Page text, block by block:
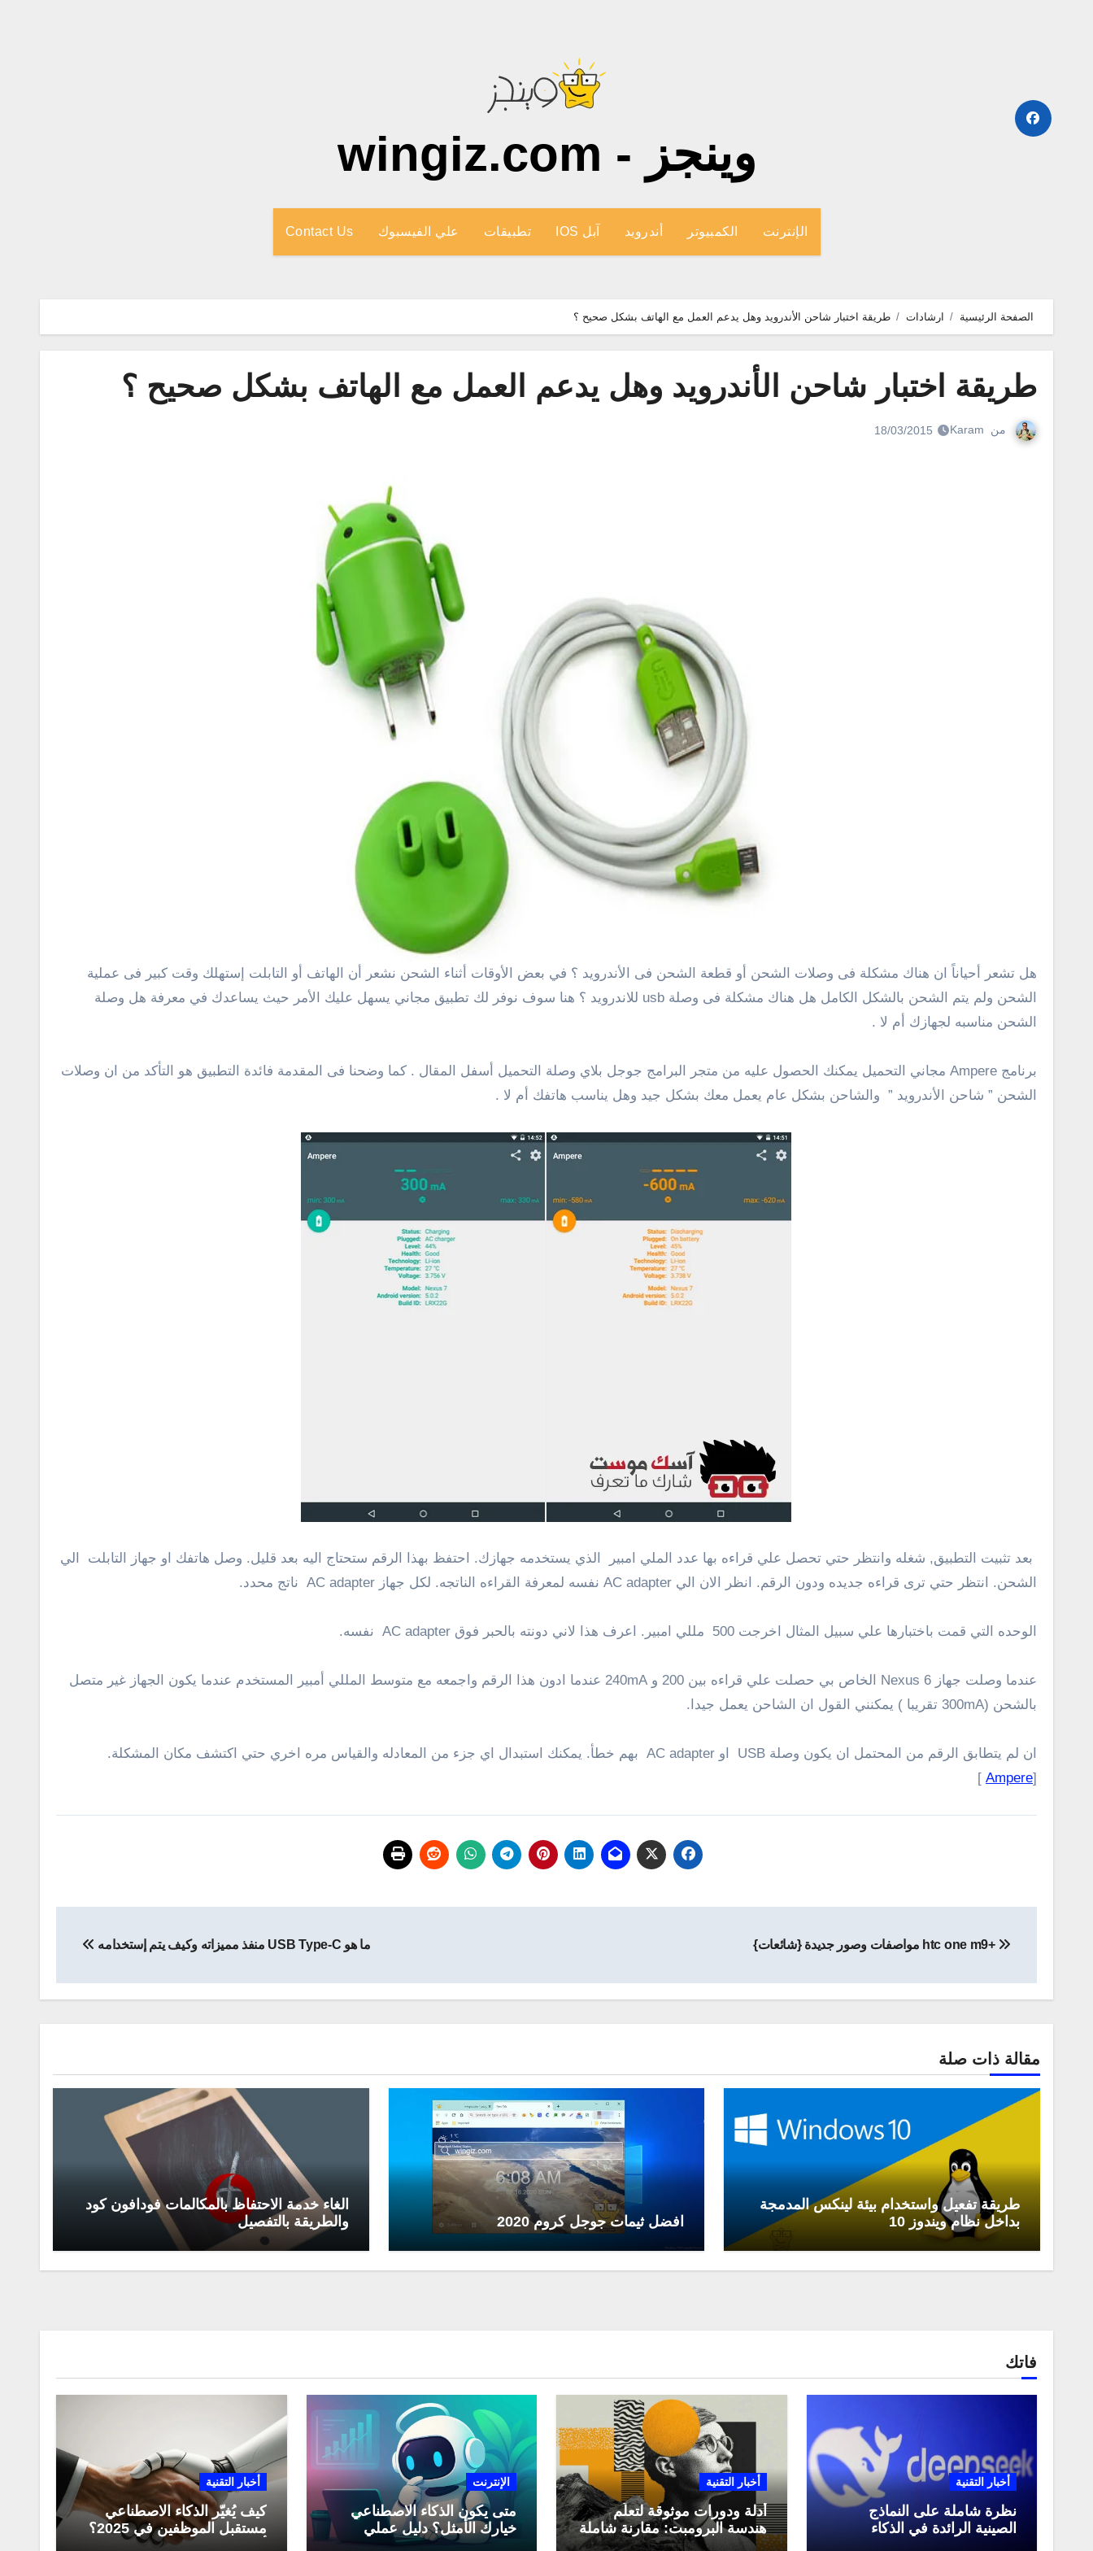
وينجز - wingiz.com
الإنترنت الكمبيوتر أندرويد آبل IOS تطبيقات علي الفيسبوك Contact Us
الصفحة الرئيسية ارشادات طريقة اختبار شاحن الأندرويد وهل يدعم العمل مع الهاتف بشكل صحيح ؟
طريقة اختبار شاحن الأندرويد وهل يدعم العمل مع الهاتف بشكل صحيح ؟
من Karam
18/03/2015
هل تشعر أحياناً ان هناك مشكلة فى وصلات الشحن أو قطعة الشحن فى الأندرويد ؟ في بعض الأوقات أثناء الشحن نشعر أن الهاتف أو التابلت إستهلك وقت كبير فى عملية
الشحن ولم يتم الشحن بالشكل الكامل هل هناك مشكلة فى وصلة usb للاندرويد ؟ هنا سوف نوفر لك تطبيق مجاني يسهل عليك الأمر حيث يساعدك في معرفة هل وصلة
الشحن مناسبه لجهازك أم لا .
برنامج Ampere مجاني التحميل يمكنك الحصول عليه من متجر البرامج جوجل بلاي وصلة التحميل أسفل المقال . كما وضحنا فى المقدمة فائدة التطبيق هو التأكد من ان وصلات
الشحن ” شاحن الأندرويد ” والشاحن بشكل عام يعمل معك بشكل جيد وهل يناسب هاتفك أم لا .
بعد تثبيت التطبيق, شغله وانتظر حتي تحصل علي قراءه بها عدد الملي امبير الذي يستخدمه جهازك. احتفظ بهذا الرقم ستحتاج اليه بعد قليل. وصل هاتفك او جهاز التابلت الي
الشحن. انتظر حتي ترى قراءه جديده ودون الرقم. انظر الان الي AC adapter نفسه لمعرفة القراءه الناتجه. لكل جهاز AC adapter ناتج محدد.
الوحده التي قمت باختبارها علي سبيل المثال اخرجت 500 مللي امبير. اعرف هذا لاني دونته بالحبر فوق AC adapter نفسه.
عندما وصلت جهاز Nexus 6 الخاص بي حصلت علي قراءه بين 200 و 240mA عندما ادون هذا الرقم واجمعه مع متوسط المللي أمبير المستخدم عندما يكون الجهاز غير متصل
بالشحن (300mA تقريبا ) يمكنني القول ان الشاحن يعمل جيدا.
ان لم يتطابق الرقم من المحتمل ان يكون وصلة USB او AC adapter بهم خطأ. يمكنك استبدال اي جزء من المعادله والقياس مره اخري حتي اكتشف مكان المشكلة.
[
Ampere
]
المقالات
+htc one m9 مواصفات وصور جديدة {شائعات} ما هو USB Type-C منفذ مميزاته وكيف يتم إستخدامه
مقالة ذات صلة
طريقة تفعيل واستخدام بيئة لينكس المدمجة
بداخل نظام ويندوز 10
افضل ثيمات جوجل كروم 2020
الغاء خدمة الاحتفاظ بالمكالمات فودافون كود
والطريقة بالتفصيل
فاتك
أخبار التقنية
نظرة شاملة على النماذج
الصينية الرائدة في الذكاء
أخبار التقنية
أدلة ودورات موثوقة لتعلّم
هندسة البرومبت: مقارنة شاملة
لعام 2025
الإنترنت
متى يكون الذكاء الاصطناعي
خيارك الأمثل؟ دليل عملي
لاستخدامه في العمل اليومي
أخبار التقنية
كيف يُغيّر الذكاء الاصطناعي
مستقبل الموظفين في 2025؟
أبرز التحولات المهنية